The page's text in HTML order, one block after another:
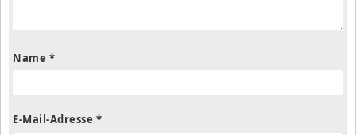
Name *
E-Mail-Adresse *